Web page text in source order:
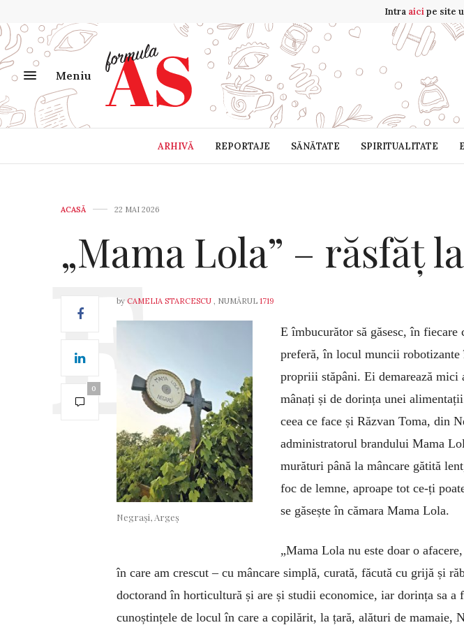
Intra aicipe site
Meniu
ARHIVĂ REPORTAJE SĂNĂTATE SPIRITUALITATE
ACASĂ 22 MAI 2026
„Mama Lola” – răsfăț
0
by CAMELIA STARCESCU , NUMĂRUL 1719
Negrași, Argeș
E îmbucurător să găsesc, în
preferă, în locul muncii
propriii stăpâni. Ei demarează
mânați și de dorința unei
ceea ce face și Răzvan Toma, din
administratorul brandului Mama
murături până la mâncare gătită
foc de lemne, aproape tot ce-ți
se găsește în cămara Mama Lola.
„Mama Lola nu este doar o
în care am crescut – cu mâncare simplă, curată, făcută cu grijă și
doctorand în horticultură și are și studii economice, iar dorința sa a
cunoștințele de locul în care a copilărit, la țară, alături de mamaie,